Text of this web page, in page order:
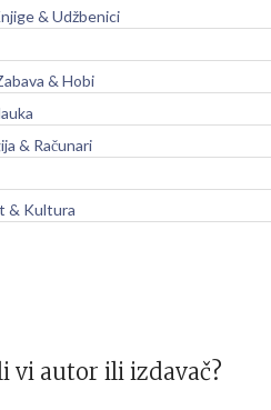
& Udžbenici
& Hobi
& Računari
& Kultura
vi autor ili izdavač?